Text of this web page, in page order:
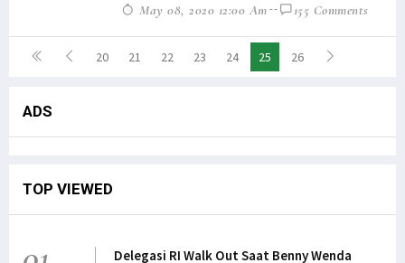
May 08, 2020 12:00 Am 155 Comments
20 21 22 23 24 25 26
ADS
TOP VIEWED
Delegasi RI Walk Out Saat Benny Wenda